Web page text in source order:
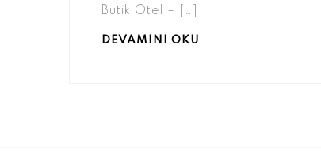
Butik Otel – […]
DEVAMINI OKU